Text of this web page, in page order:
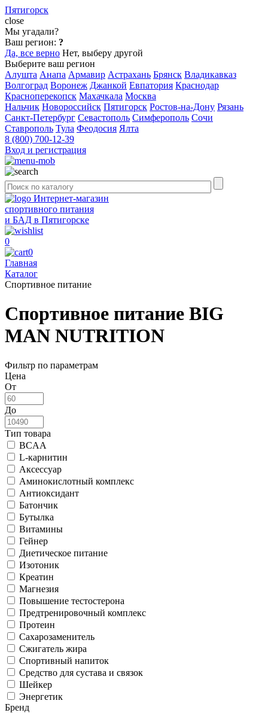
Пятигорск
close
Мы угадали?
Ваш регион: ?
Да, все верно Нет, выберу другой
Выберите ваш регион
Алушта Анапа Армавир Астрахань Брянск Владикавказ
Волгоград Воронеж Джанкой Евпатория Краснодар
Красноперекопск Махачкала Москва
Нальчик Новороссийск Пятигорск Ростов-на-Дону Рязань
Санкт-Петербург Севастополь Симферополь Сочи
Ставрополь Тула Феодосия Ялта
8 (800) 700-12-39
Вход и регистрация
Интернет-магазин
спортивного питания
и БАД в Пятигорске
0
0
Главная
Каталог
Спортивное питание
Спортивное питание BIG
MAN NUTRITION
Фильтр по параметрам
Цена
От
До
Тип товара
BCAA
L-карнитин
Аксессуар
Аминокислотный комплекс
Антиоксидант
Батончик
Бутылка
Витамины
Гейнер
Диетическое питание
Изотоник
Креатин
Магнезия
Повышение тестостерона
Предтренировочный комплекс
Протеин
Сахарозаменитель
Сжигатель жира
Спортивный напиток
Средство для сустава и связок
Шейкер
Энергетик
Бренд